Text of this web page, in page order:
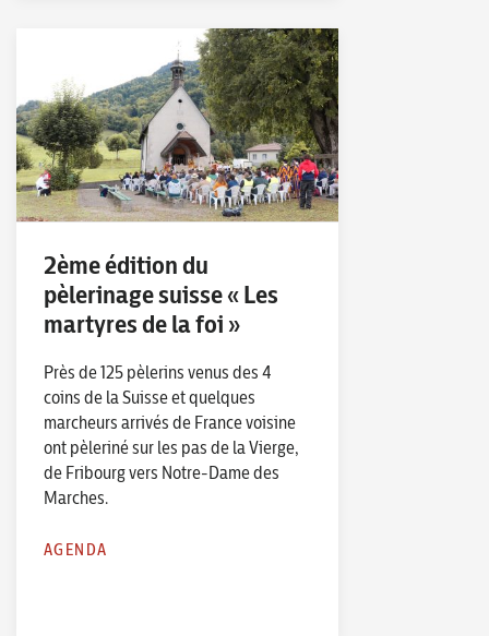
2ème édition du
pèlerinage suisse « Les
martyres de la foi »
Près de 125 pèlerins venus des 4
coins de la Suisse et quelques
marcheurs arrivés de France voisine
ont pèleriné sur les pas de la Vierge,
de Fribourg vers Notre-Dame des
Marches.
AGENDA